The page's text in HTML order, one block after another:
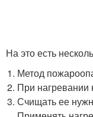
На это есть
Метод
При нагревании
Счищать ее